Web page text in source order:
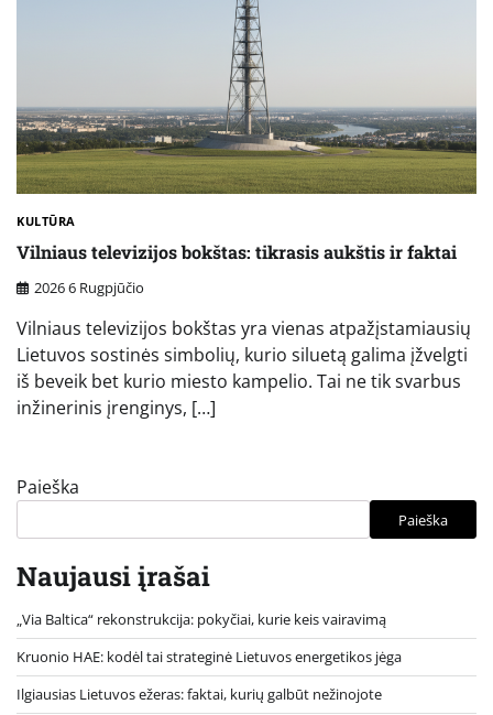
KULTŪRA
Vilniaus televizijos bokštas: tikrasis aukštis ir faktai
2026 6 Rugpjūčio
Vilniaus televizijos bokštas yra vienas atpažįstamiausių
Lietuvos sostinės simbolių, kurio siluetą galima įžvelgti
iš beveik bet kurio miesto kampelio. Tai ne tik svarbus
inžinerinis įrenginys, […]
Paieška
Paieška
Naujausi įrašai
„Via Baltica“ rekonstrukcija: pokyčiai, kurie keis vairavimą
Kruonio HAE: kodėl tai strateginė Lietuvos energetikos jėga
Ilgiausias Lietuvos ežeras: faktai, kurių galbūt nežinojote